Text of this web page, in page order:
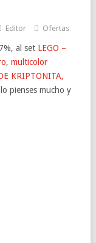
Editor Ofertas
al set LEGO –
multicolor
KRIPTONITA,
pienses mucho y